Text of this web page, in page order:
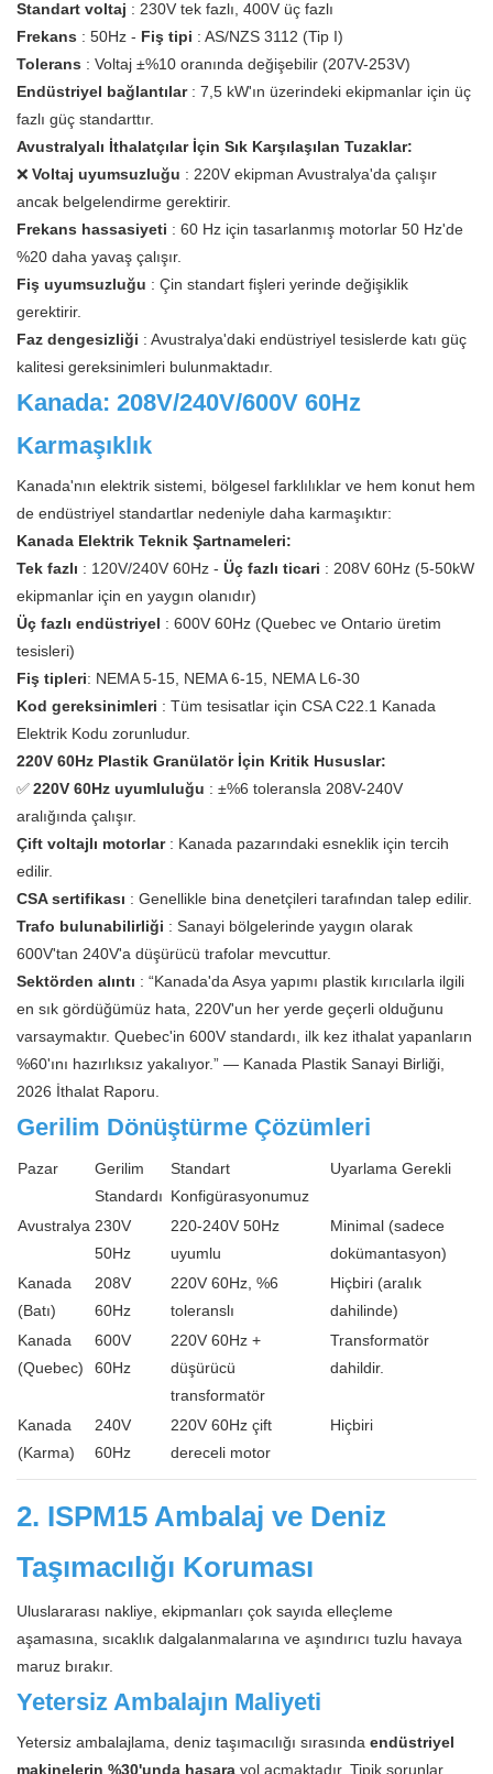
Standart voltaj : 230V tek fazlı, 400V üç fazlı
Frekans : 50Hz - Fiş tipi : AS/NZS 3112 (Tip I)
Tolerans : Voltaj ±%10 oranında değişebilir (207V-253V)
Endüstriyel bağlantılar: 7,5 kW'ın üzerindeki ekipmanlar için üç
fazlı güç standarttır.
Avustralyalı İthalatçılar İçin Sık Karşılaşılan Tuzaklar:
❌ Voltaj uyumsuzluğu : 220V ekipman Avustralya'da çalışır
ancak belgelendirme gerektirir.
Frekans hassasiyeti : 60 Hz için tasarlanmış motorlar 50 Hz'de
%20 daha yavaş çalışır.
Fiş uyumsuzluğu : Çin standart fişleri yerinde değişiklik
gerektirir.
Faz dengesizliği : Avustralya'daki endüstriyel tesislerde katı güç
kalitesi gereksinimleri bulunmaktadır.
Kanada: 208V/240V/600V 60Hz
Karmaşıklık
Kanada'nın elektrik sistemi, bölgesel farklılıklar ve hem konut hem
de endüstriyel standartlar nedeniyle daha karmaşıktır:
Kanada Elektrik Teknik Şartnameleri:
Tek fazlı : 120V/240V 60Hz - Üç fazlı ticari : 208V 60Hz (5-50kW
ekipmanlar için en yaygın olanıdır)
Üç fazlı endüstriyel : 600V 60Hz (Quebec ve Ontario üretim
tesisleri)
Fiş tipleri: NEMA 5-15, NEMA 6-15, NEMA L6-30
Kod gereksinimleri : Tüm tesisatlar için CSA C22.1 Kanada
Elektrik Kodu zorunludur.
220V 60Hz Plastik Granülatör İçin Kritik Hususlar:
✅220V 60Hz uyumluluğu : ±%6 toleransla 208V-240V
aralığında çalışır.
Çift voltajlı motorlar: Kanada pazarındaki esneklik için tercih
edilir.
CSA sertifikası : Genellikle bina denetçileri tarafından talep edilir.
Trafo bulunabilirliği : Sanayi bölgelerinde yaygın olarak
600V'tan 240V'a düşürücü trafolar mevcuttur.
Sektörden alıntı : “Kanada'da Asya yapımı plastik kırıcılarla ilgili
en sık gördüğümüz hata, 220V'un her yerde geçerli olduğunu
varsaymaktır. Quebec'in 600V standardı, ilk kez ithalat yapanların
%60'ını hazırlıksız yakalıyor.” — Kanada Plastik Sanayi Birliği,
2026 İthalat Raporu.
Gerilim Dönüştürme Çözümleri
Pazar
Gerilim
Standardı
Standart
Konfigürasyonumuz
Uyarlama Gerekli
Avustralya 230V
50Hz
220-240V 50Hz
uyumlu
Minimal (sadece
dokümantasyon)
Kanada
(Batı)
208V
60Hz
220V 60Hz, %6
toleranslı
Hiçbiri (aralık
dahilinde)
Kanada
(Quebec)
600V
60Hz
220V 60Hz +
düşürücü
transformatör
Transformatör
dahildir.
Kanada
(Karma)
240V
60Hz
220V 60Hz çift
dereceli motor
Hiçbiri
2. ISPM15 Ambalaj ve Deniz
Taşımacılığı Koruması
Uluslararası nakliye, ekipmanları çok sayıda elleçleme
aşamasına, sıcaklık dalgalanmalarına ve aşındırıcı tuzlu havaya
maruz bırakır.
Yetersiz Ambalajın Maliyeti
Yetersiz ambalajlama, deniz taşımacılığı sırasında endüstriyel
makinelerin %30'unda hasara yol açmaktadır. Tipik sorunlar